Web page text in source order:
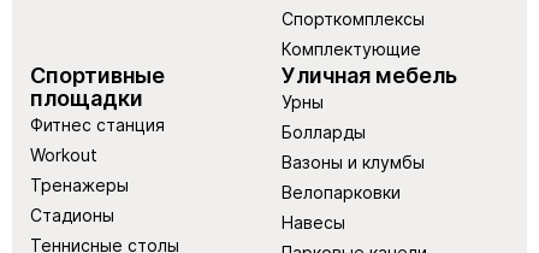
Спорткомплексы
Комплектующие
Спортивные
площадки
Фитнес станция
Workout
Тренажеры
Стадионы
Теннисные столы
Уличная мебель
Урны
Болларды
Вазоны и клумбы
Велопарковки
Навесы